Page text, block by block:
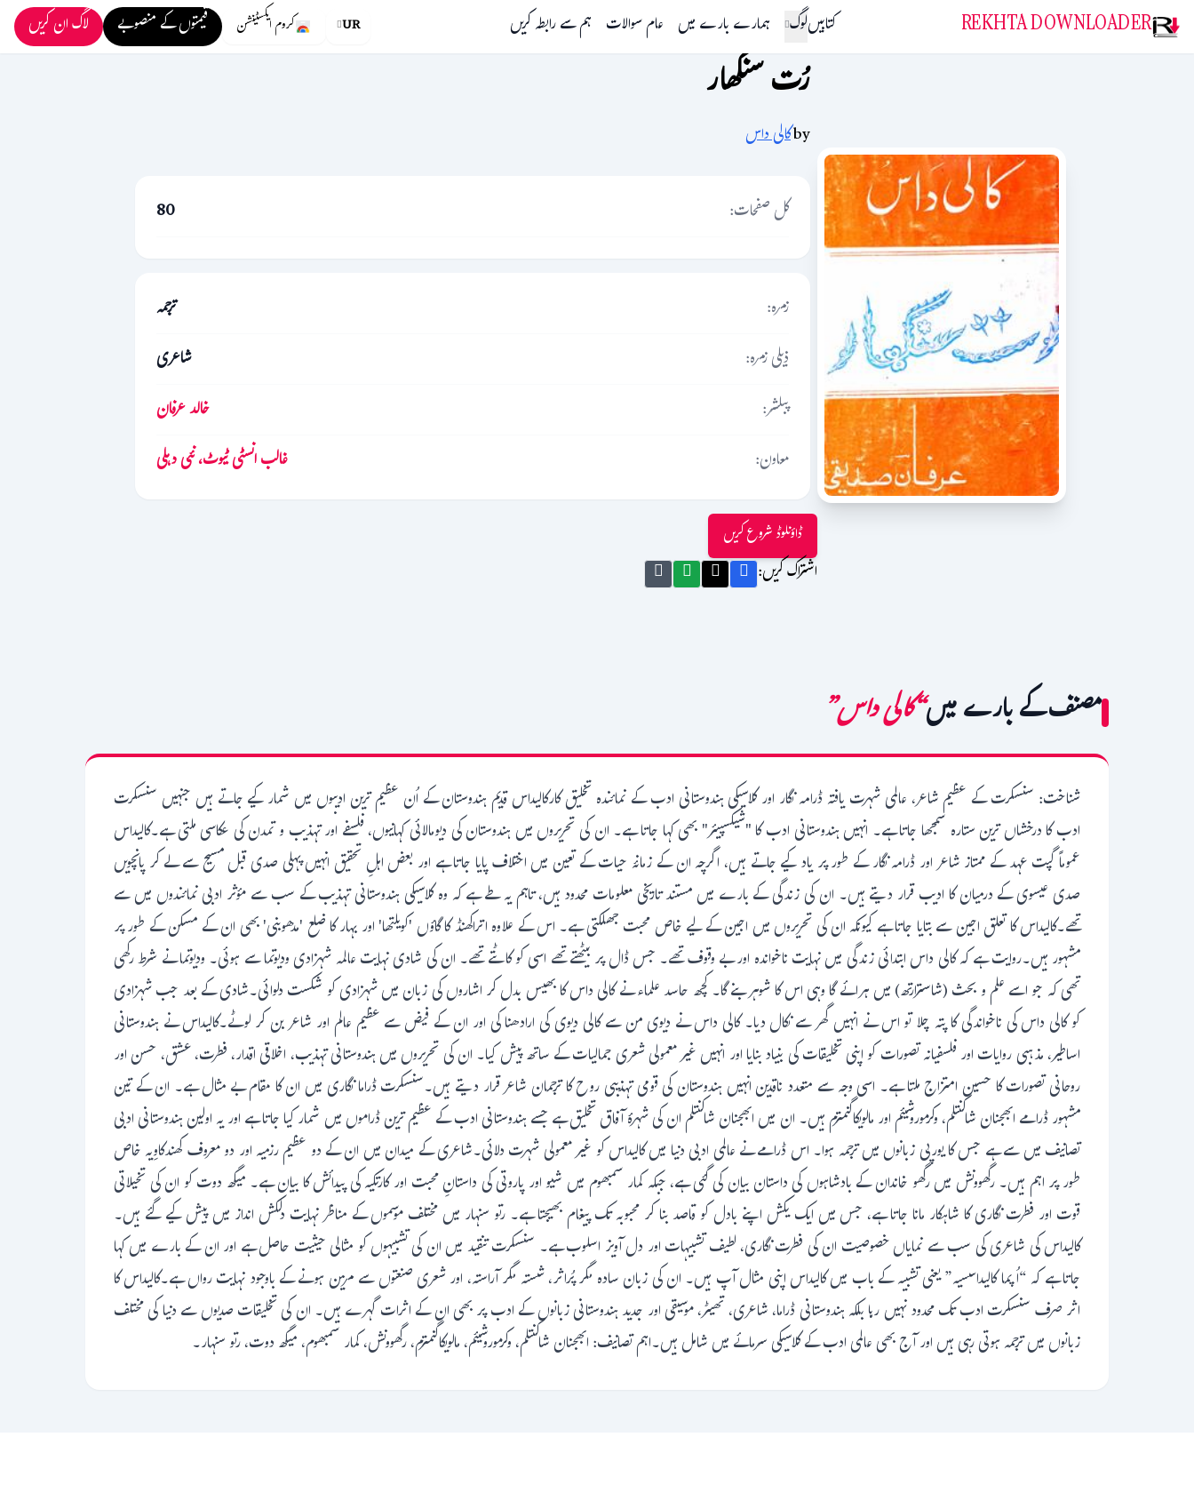
REKHTA DOWNLOADER کتابیںلوگ ہمارے بارے میں عام سوالات ہم سے رابطہ کریں UR کروم ایکسٹینشن قیمتوں کے منصوبے لاگ ان کریں
رُت سنگھار
byکالی داس
کل صفحات:
80
زمرہ:
ترجمہ
ذیلی زمرہ:
شاعری
پبلشر:
خالد عرفان
معاون:
غالب انسٹی ٹیوٹ، نئی دہلی
ڈاؤنلوڈ شروع کریں
اشتراک کریں:
مصنف کے بارے میں“کالی داس”
شناخت: سنسکرت کے عظیم شاعر، عالمی شہرت یافتہ ڈرامہ نگار اور کلاسیکی ہندوستانی ادب کے نمائندہ تخلیق کارکالیداس قدیم ہندوستان کے اُن عظیم ترین ادیبوں میں شمار کیے جاتے ہیں جنہیں سنسکرت
ادب کا درخشاں ترین ستارہ سمجھا جاتا ہے۔ انہیں ہندوستانی ادب کا "شیکسپیئر" بھی کہا جاتا ہے۔ ان کی تحریروں میں ہندوستان کی دیومالائی کہانیوں، فلسفے اور تہذیب و تمدن کی عکاسی ملتی ہے۔کالیداس
عموماً گپت عہد کے ممتاز شاعر اور ڈرامہ نگار کے طور پر یاد کیے جاتے ہیں، اگرچہ ان کے زمانۂ حیات کے تعین میں اختلاف پایا جاتا ہے اور بعض اہلِ تحقیق انہیں پہلی صدی قبل مسیح سے لے کر پانچویں
صدی عیسوی کے درمیان کا ادیب قرار دیتے ہیں۔ ان کی زندگی کے بارے میں مستند تاریخی معلومات محدود ہیں، تاہم یہ طے ہے کہ وہ کلاسیکی ہندوستانی تہذیب کے سب سے مؤثر ادبی نمائندوں میں سے
تھے۔کالیداس کا تعلق اجین سے بتایا جاتا ہے کیونکہ ان کی تحریروں میں اجین کے لیے خاص محبت جھلکتی ہے۔ اس کے علاوہ اتراکھنڈ کا گاؤں 'کویلتھا' اور بہار کا ضلع 'مدھوبنی' بھی ان کے مسکن کے طور پر
مشہور ہیں۔روایت ہے کہ کالی داس ابتدائی زندگی میں نہایت ناخواندہ اور بے وقوف تھے۔ جس ڈال پر بیٹھتے تھے اسی کو کاٹتے تھے۔ ان کی شادی نہایت عالمہ شہزادی ودیوتما سے ہوئی۔ ودیوتما نے شرط رکھی
تھی کہ جو اسے علم و بحث (شاسترارتھ) میں ہرائے گا وہی اس کا شوہر بنے گا۔ کچھ حاسد علماء نے کالی داس کا بھیس بدل کر اشاروں کی زبان میں شہزادی کو شکست دلوائی۔شادی کے بعد جب شہزادی
کو کالی داس کی ناخواندگی کا پتہ چلا تو اس نے انہیں گھر سے نکال دیا۔ کالی داس نے دیوی من سے کالی دیوی کی ارادھنا کی اور ان کے فیض سے عظیم عالم اور شاعر بن کر لوٹے۔کالیداس نے ہندوستانی
اساطیر، مذہبی روایات اور فلسفیانہ تصورات کو اپنی تخلیقات کی بنیاد بنایا اور انہیں غیر معمولی شعری جمالیات کے ساتھ پیش کیا۔ ان کی تحریروں میں ہندوستانی تہذیب، اخلاقی اقدار، فطرت، عشق، حسن اور
روحانی تصورات کا حسین امتزاج ملتا ہے۔ اسی وجہ سے متعدد ناقدین انہیں ہندوستان کی قومی تہذیبی روح کا ترجمان شاعر قرار دیتے ہیں۔سنسکرت ڈراما نگاری میں ان کا مقام بے مثال ہے۔ ان کے تین
مشہور ڈرامے ابھجنان شاکنتلم، وکرموروشیئم اور مالویکاگنمترم ہیں۔ ان میں ابھجنان شاکنتلم ان کی شہرۂ آفاق تخلیق ہے جسے ہندوستانی ادب کے عظیم ترین ڈراموں میں شمار کیا جاتا ہے اور یہ اولین ہندوستانی ادبی
تصانیف میں سے ہے جس کا یورپی زبانوں میں ترجمہ ہوا۔ اس ڈرامے نے عالمی ادبی دنیا میں کالیداس کو غیر معمولی شہرت دلائی۔شاعری کے میدان میں ان کے دو عظیم رزمیہ اور دو معروف کھندکاوِیہ خاص
طور پر اہم ہیں۔ رگھوونش میں رگھو خاندان کے بادشاہوں کی داستان بیان کی گئی ہے، جبکہ کمار سمبھوم میں شیو اور پاروتی کی داستانِ محبت اور کارتکیہ کی پیدائش کا بیان ہے۔ میگھ دوت کو ان کی تخیلاتی
قوت اور فطرت نگاری کا شاہکار مانا جاتا ہے، جس میں ایک یکش اپنے بادل کو قاصد بنا کر محبوبہ تک پیغام بھیجتا ہے۔ رتو سنہار میں مختلف موسموں کے مناظر نہایت دلکش انداز میں پیش کیے گئے ہیں۔
کالیداس کی شاعری کی سب سے نمایاں خصوصیت ان کی فطرت نگاری، لطیف تشبیہات اور دل آویز اسلوب ہے۔ سنسکرت تنقید میں ان کی تشبیہوں کو مثالی حیثیت حاصل ہے اور ان کے بارے میں کہا
جاتا ہے کہ “اُپما کالیداسسیہ” یعنی تشبیہ کے باب میں کالیداس اپنی مثال آپ ہیں۔ ان کی زبان سادہ مگر پُراثر، شستہ مگر آراستہ، اور شعری صنعتوں سے مزین ہونے کے باوجود نہایت رواں ہے۔کالیداس کا
اثر صرف سنسکرت ادب تک محدود نہیں رہا بلکہ ہندوستانی ڈراما، شاعری، تھیٹر، موسیقی اور جدید ہندوستانی زبانوں کے ادب پر بھی ان کے اثرات گہرے ہیں۔ ان کی تخلیقات صدیوں سے دنیا کی مختلف
زبانوں میں ترجمہ ہوتی رہی ہیں اور آج بھی عالمی ادب کے کلاسیکی سرمائے میں شامل ہیں۔اہم تصانیف: ابھجنان شاکنتلم، وکرموروشیئم، مالویکاگنمترم، رگھوونش، کمار سمبھوم، میگھ دوت، رتو سنہار۔